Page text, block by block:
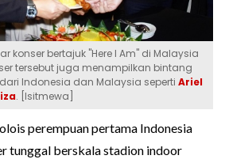
konser bertajuk "Here I Am" di Malaysia
tersebut juga menampilkan bintang
Indonesia dan Malaysia seperti Ariel
. [Isitmewa]
perempuan pertama Indonesia
tunggal berskala stadion indoor